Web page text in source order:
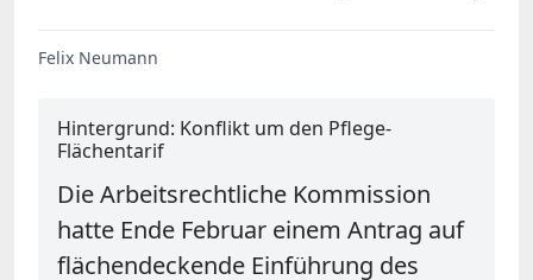
Felix Neumann
Hintergrund: Konflikt um den Pflege-
Flächentarif
Die Arbeitsrechtliche Kommission
hatte Ende Februar einem Antrag auf
flächendeckende Einführung des